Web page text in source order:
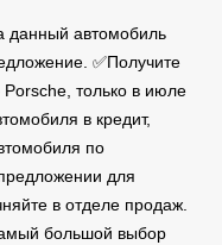
данный автомобиль
✅Получите
Porsche, только в июле
в кредит,
по
для
в отделе продаж.
большой выбор